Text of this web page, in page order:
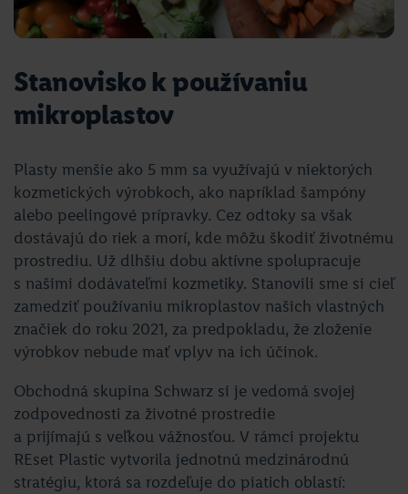
Stanovisko k používaniu
mikroplastov
Plasty menšie ako 5 mm sa využívajú v niektorých
kozmetických výrobkoch, ako napríklad šampóny
alebo peelingové prípravky. Cez odtoky sa však
dostávajú do riek a morí, kde môžu škodiť životnému
prostrediu. Už dlhšiu dobu aktívne spolupracuje
s našimi dodávateľmi kozmetiky. Stanovili sme si cieľ
zamedziť používaniu mikroplastov našich vlastných
značiek do roku 2021, za predpokladu, že zloženie
výrobkov nebude mať vplyv na ich účinok.
Obchodná skupina Schwarz si je vedomá svojej
zodpovednosti za životné prostredie
a prĳímajú s veľkou vážnosťou. V rámci projektu
REset Plastic vytvorila jednotnú medzinárodnú
stratégiu, ktorá sa rozdeľuje do piatich oblastí: